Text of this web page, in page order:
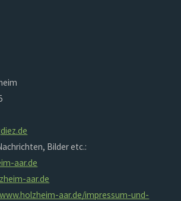
Bilder etc.:
aar.de
aar.de
aar.de/impressum-und-